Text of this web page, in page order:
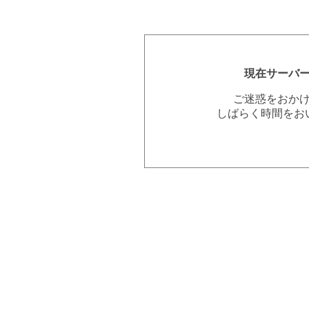
現在サーバ
ご迷惑をおか
しばらく時間を